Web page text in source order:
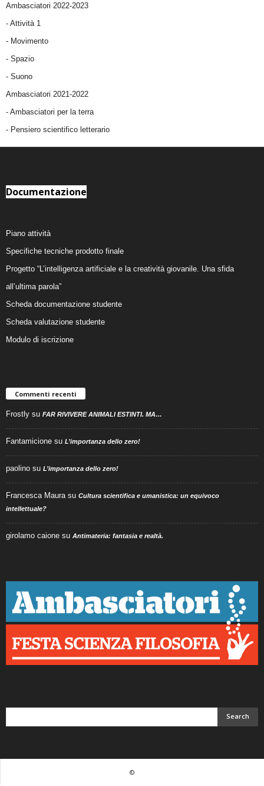
Ambasciatori 2022-2023
- Attività 1
- Movimento
- Spazio
- Suono
Ambasciatori 2021-2022
- Ambasciatori per la terra
- Pensiero scientifico letterario
Documentazione
Piano attività
Specifiche tecniche prodotto finale
Progetto “L’intelligenza artificiale e la creatività giovanile. Una sfida
all’ultima parola”
Scheda documentazione studente
Scheda valutazione studente
Modulo di iscrizione
Commenti recenti
Frostly su FAR RIVIVERE ANIMALI ESTINTI. MA…
Fantamicione su L’importanza dello zero!
paolino su L’importanza dello zero!
Francesca Maura su Cultura scientifica e umanistica: un equivoco
intellettuale?
girolamo caione su Antimateria: fantasia e realtà.
©